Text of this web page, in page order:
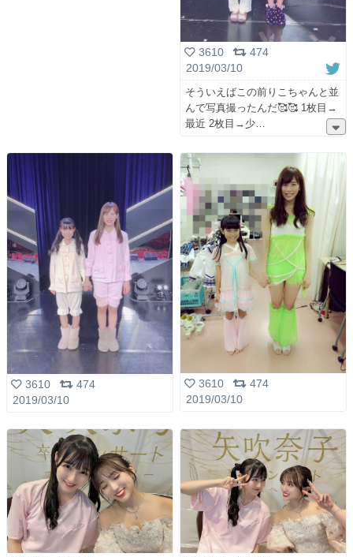
3610
474
2019/03/10
そういえばこの前りこちゃんと並
んで写真撮ったんだ🥰🥰 1枚目→
最近 2枚目→少
3610
474
2019/03/10
3610
474
2019/03/10